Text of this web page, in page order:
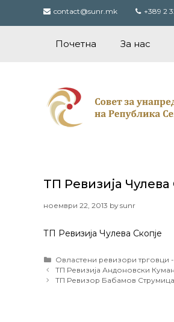
contact@sunr.mk +389 2
Почетна За нас
ТП Ревизија Чулева
ноември 22, 2013 bysunr
ТП Ревизија Чулева Скопје
Categories
Овластени ревизори трговци
Post
navigation
ТП Ревизија Андоновски
ТП Ревизор Бабамов Струмица